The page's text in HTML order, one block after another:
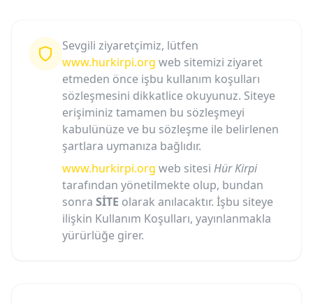
Sevgili ziyaretçimiz, lütfen
www.hurkirpi.org web sitemizi ziyaret
etmeden önce işbu kullanım koşulları
sözleşmesini dikkatlice okuyunuz. Siteye
erişiminiz tamamen bu sözleşmeyi
kabulünüze ve bu sözleşme ile belirlenen
şartlara uymanıza bağlıdır.
www.hurkirpi.org web sitesi Hür Kirpi
tarafından yönetilmekte olup, bundan
sonra SİTE olarak anılacaktır. İşbu siteye
ilişkin Kullanım Koşulları, yayınlanmakla
yürürlüğe girer.